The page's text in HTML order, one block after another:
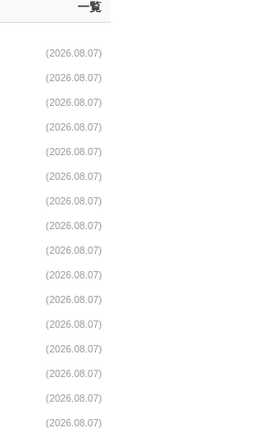
一覧
(2026.08.07)
(2026.08.07)
(2026.08.07)
(2026.08.07)
(2026.08.07)
(2026.08.07)
(2026.08.07)
(2026.08.07)
(2026.08.07)
(2026.08.07)
(2026.08.07)
(2026.08.07)
(2026.08.07)
(2026.08.07)
(2026.08.07)
(2026.08.07)